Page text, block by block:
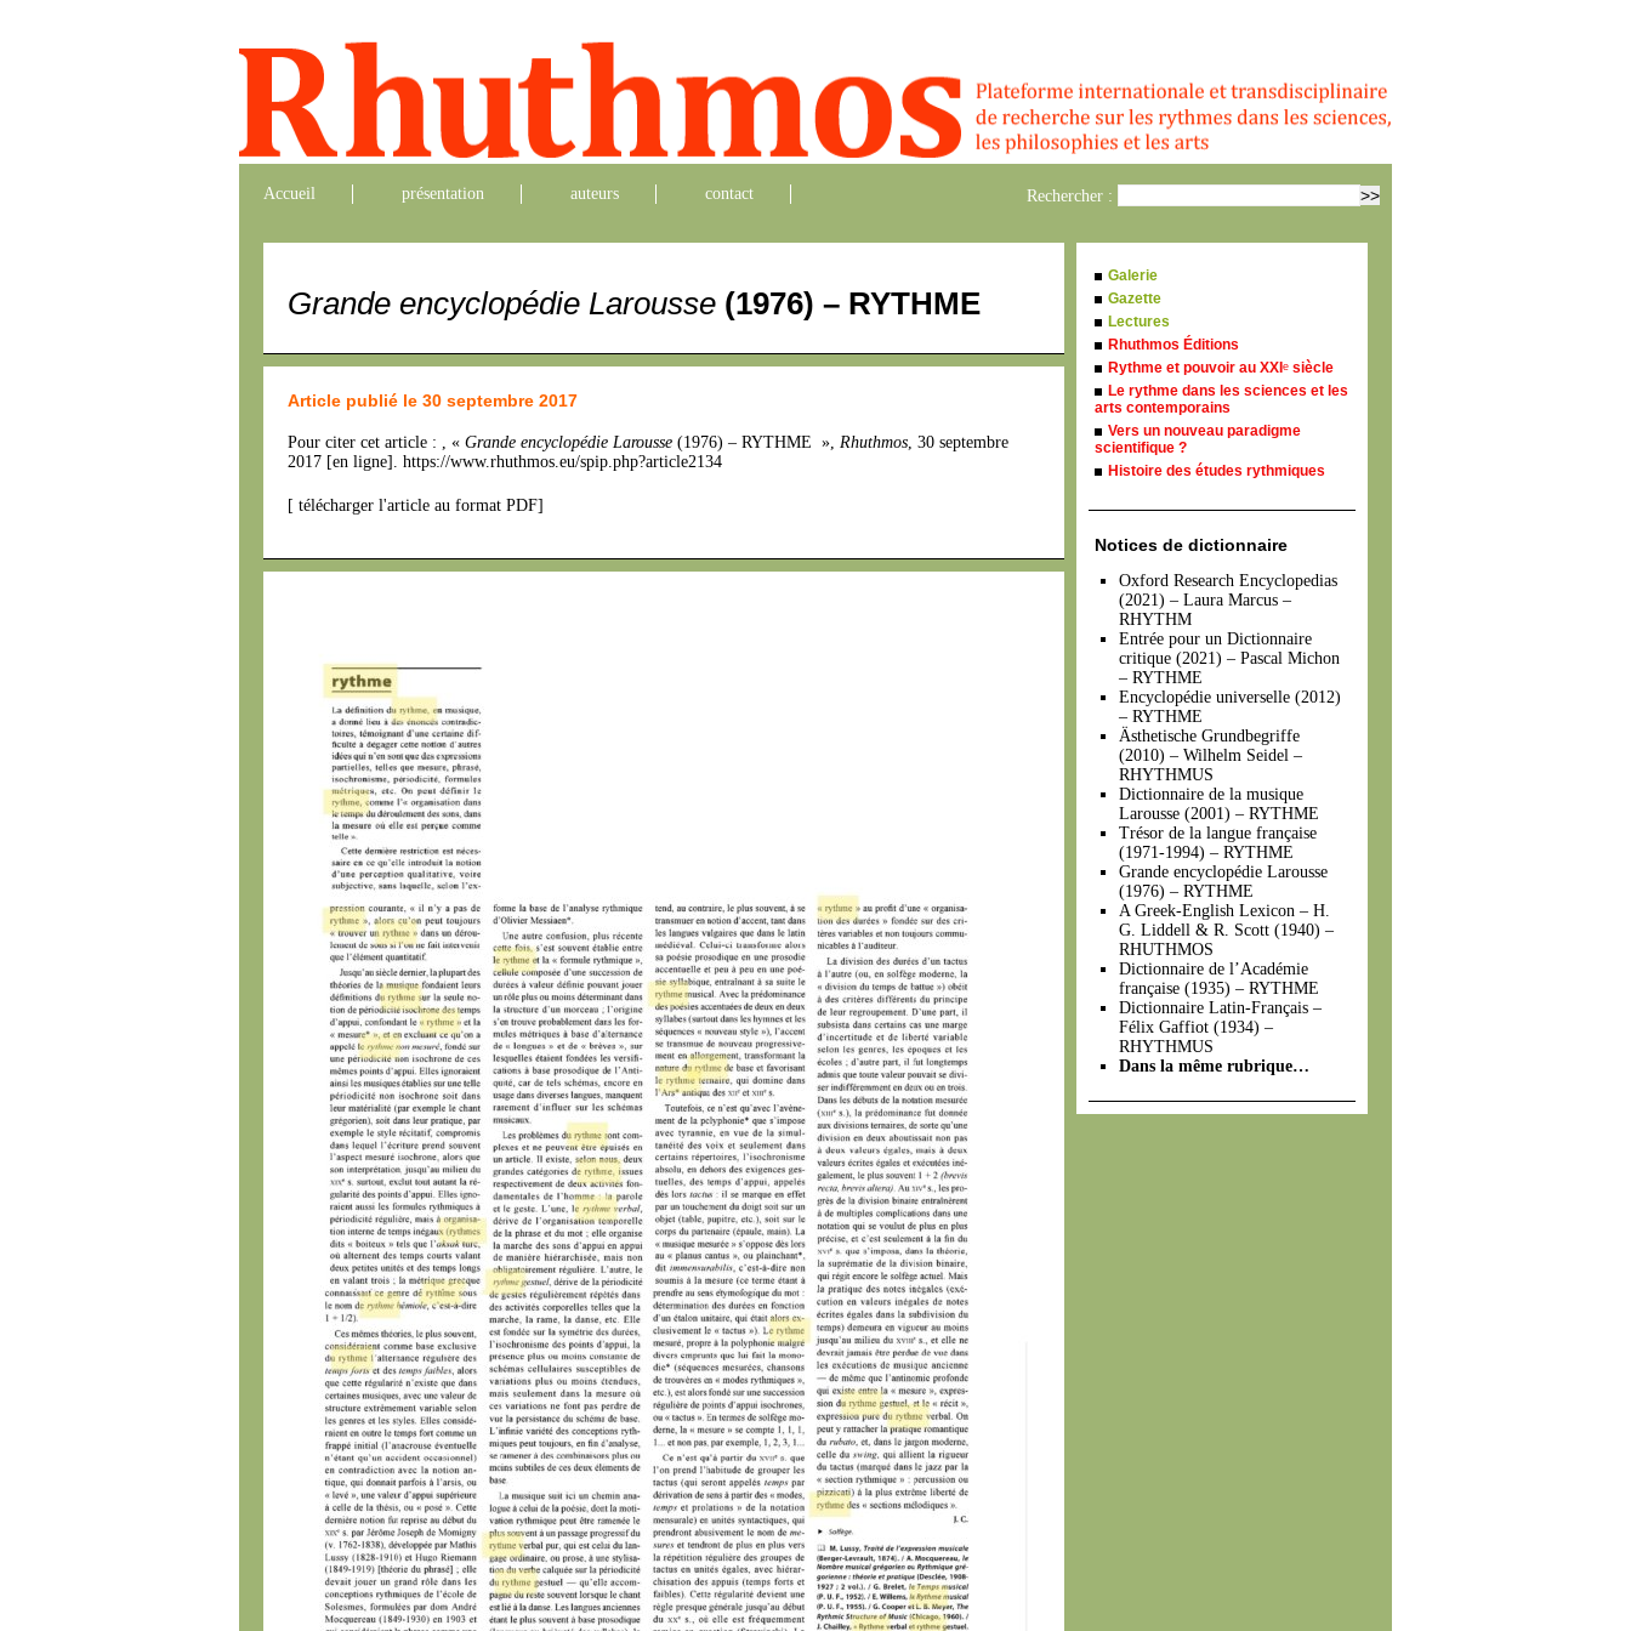
Accueil présentation auteurs contact Rechercher :
Grande encyclopédie Larousse (1976) – RYTHME
Article publié le 30 septembre 2017
Pour citer cet article : , « Grande encyclopédie Larousse (1976) – RYTHME », Rhuthmos, 30 septembre
2017 [en ligne]. https://www.rhuthmos.eu/spip.php?article2134
[ télécharger l'article au format PDF]
Galerie
Gazette
Lectures
Rhuthmos Éditions
Rythme et pouvoir au XXI e siècle
Le rythme dans les sciences et les
arts contemporains
Vers un nouveau paradigme
scientifique ?
Histoire des études rythmiques
Notices de dictionnaire
Oxford Research Encyclopedias
(2021) – Laura Marcus –
RHYTHM
Entrée pour un Dictionnaire
critique (2021) – Pascal Michon
– RYTHME
Encyclopédie universelle (2012)
– RYTHME
Ästhetische Grundbegriffe
(2010) – Wilhelm Seidel –
RHYTHMUS
Dictionnaire de la musique
Larousse (2001) – RYTHME
Trésor de la langue française
(1971-1994) – RYTHME
Grande encyclopédie Larousse
(1976) – RYTHME
A Greek-English Lexicon – H.
G. Liddell & R. Scott (1940) –
RHUTHMOS
Dictionnaire de l’Académie
française (1935) – RYTHME
Dictionnaire Latin-Français –
Félix Gaffiot (1934) –
RHYTHMUS
Dans la même rubrique…